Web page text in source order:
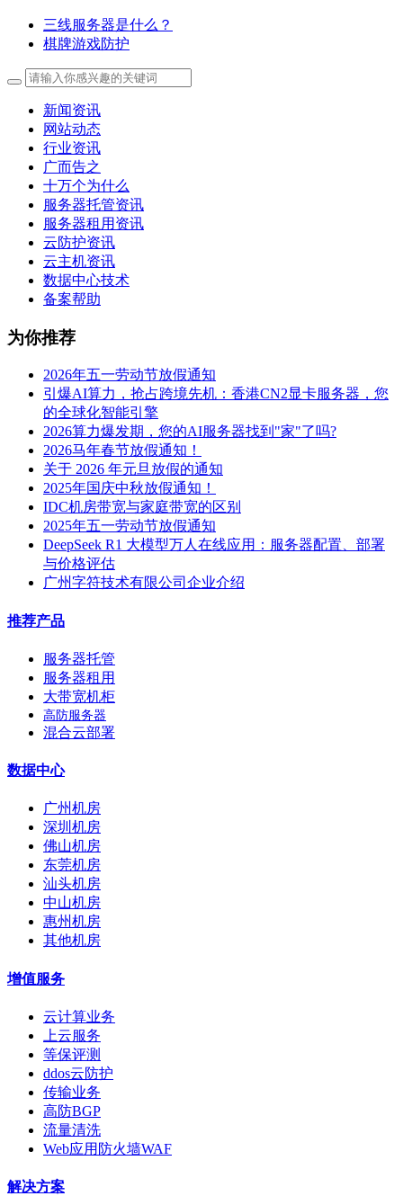
三线服务器是什么？
棋牌游戏防护
新闻资讯
网站动态
行业资讯
广而告之
十万个为什么
服务器托管资讯
服务器租用资讯
云防护资讯
云主机资讯
数据中心技术
备案帮助
为你推荐
2026年五一劳动节放假通知
引爆AI算力，抢占跨境先机：香港CN2显卡服务器，您
的全球化智能引擎
2026算力爆发期，您的AI服务器找到"家"了吗?
2026马年春节放假通知！
关于 2026 年元旦放假的通知
2025年国庆中秋放假通知！
IDC机房带宽与家庭带宽的区别
2025年五一劳动节放假通知
DeepSeek R1 大模型万人在线应用：服务器配置、部署
与价格评估
广州字符技术有限公司企业介绍
推荐产品
服务器托管
服务器租用
大带宽机柜
高防服务器
混合云部署
数据中心
广州机房
深圳机房
佛山机房
东莞机房
汕头机房
中山机房
惠州机房
其他机房
增值服务
云计算业务
上云服务
等保评测
ddos云防护
传输业务
高防BGP
流量清洗
Web应用防火墙WAF
解决方案